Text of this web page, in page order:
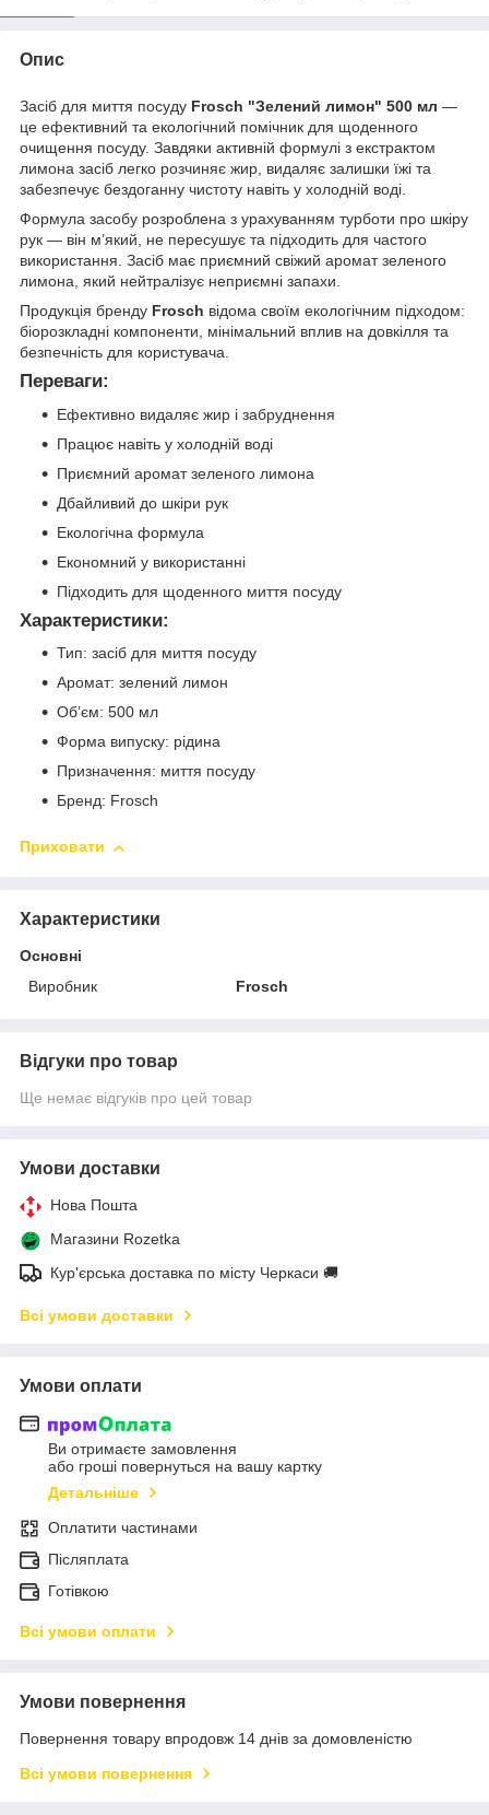
Опис
Засіб для миття посуду Frosch "Зелений лимон" 500 мл —
це ефективний та екологічний помічник для щоденного
очищення посуду. Завдяки активній формулі з екстрактом
лимона засіб легко розчиняє жир, видаляє залишки їжі та
забезпечує бездоганну чистоту навіть у холодній воді.
Формула засобу розроблена з урахуванням турботи про шкіру
рук — він м’який, не пересушує та підходить для частого
використання. Засіб має приємний свіжий аромат зеленого
лимона, який нейтралізує неприємні запахи.
Продукція бренду Frosch відома своїм екологічним підходом:
біорозкладні компоненти, мінімальний вплив на довкілля та
безпечність для користувача.
Переваги:
Ефективно видаляє жир і забруднення
Працює навіть у холодній воді
Приємний аромат зеленого лимона
Дбайливий до шкіри рук
Екологічна формула
Економний у використанні
Підходить для щоденного миття посуду
Характеристики:
Тип: засіб для миття посуду
Аромат: зелений лимон
Об’єм: 500 мл
Форма випуску: рідина
Призначення: миття посуду
Бренд: Frosch
Приховати
Характеристики
Основні
Виробник
Frosch
Відгуки про товар
Ще немає відгуків про цей товар
Умови доставки
Нова Пошта
Магазини Rozetka
Кур'єрська доставка по місту Черкаси 🚚
Всі умови доставки
Умови оплати
Ви отримаєте замовлення
або гроші повернуться на вашу картку
Детальніше
Оплатити частинами
Післяплата
Готівкою
Всі умови оплати
Умови повернення
Повернення товару впродовж 14 днів за домовленістю
Всі умови повернення